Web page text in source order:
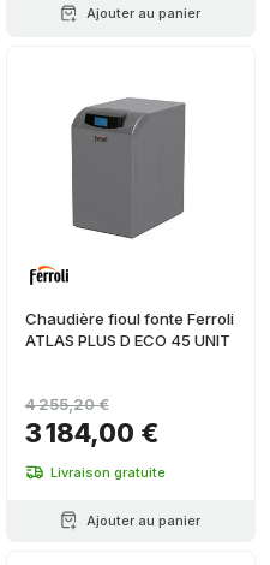
Ajouter au panier
Chaudière fioul fonte Ferroli
ATLAS PLUS D ECO 45 UNIT
3 184,00 €
4 255,20 €
Livraison gratuite
Ajouter au panier